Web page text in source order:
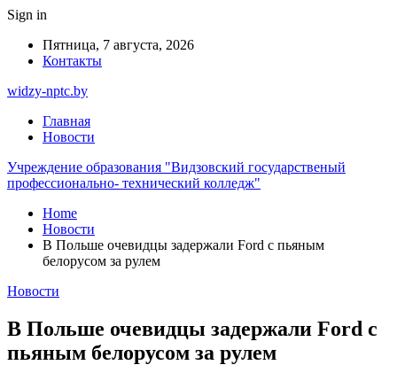
Sign in
Пятница, 7 августа, 2026
Контакты
widzy-nptc.by
Главная
Новости
Учреждение образования "Видзовский государственый
профессионально- технический колледж"
Home
Новости
В Польше очевидцы задержали Ford c пьяным
белорусом за рулем
Новости
В Польше очевидцы задержали Ford c
пьяным белорусом за рулем